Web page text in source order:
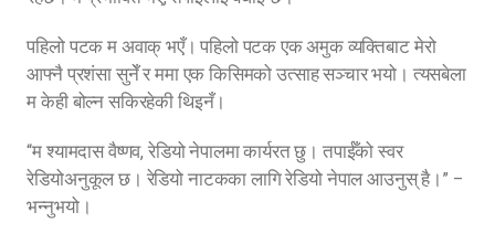
पहिलो पटक म अवाक् भएँ। पहिलो पटक एक अमुक व्यक्तिबाट मेरो
आफ्नै प्रशंसा सुनेँ र ममा एक किसिमको उत्साह सञ्चार भयो। त्यसबेला
म केही बोल्न सकिरहेकी थिइनँ।
“म श्यामदास वैष्णव, रेडियो नेपालमा कार्यरत छु। तपाईँको स्वर
रेडियोअनुकूल छ। रेडियो नाटकका लागि रेडियो नेपाल आउनुस् है।” –
भन्नुभयो।